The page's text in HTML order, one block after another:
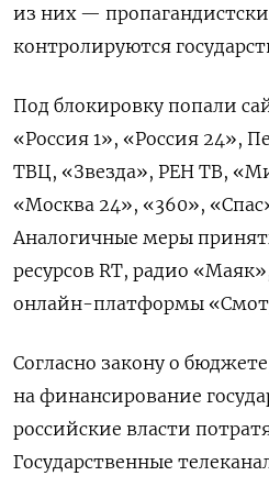
из них —
контролируются
Под блокировку попали
«Россия 1», «Россия 24»,
ТВЦ, «Звезда», РЕН ТВ,
«Москва 24», «360»,
Аналогичные меры
ресурсов RT, радио
онлайн-платформы
Согласно закону о
на финансирование
российские власти
Государственные